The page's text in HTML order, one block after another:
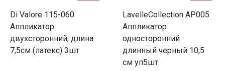
Di Valore 115-060
Аппликатор
двухсторонний, длина
7,5см (латекс) 3шт
LavelleCollection АР005
Аппликатор
односторонний
длинный черный 10,5
см уп5шт